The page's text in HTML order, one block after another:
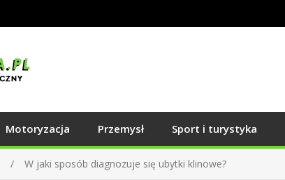
Motoryzacja Przemysł Sport i turystyka
W jaki sposób diagnozuje się ubytki klinowe?